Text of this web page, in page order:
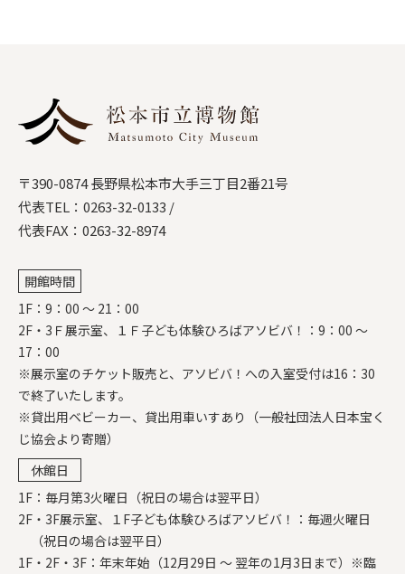
〒390-0874 長野県松本市大手三丁目2番21号
代表TEL： 0263-32-0133 /
代表FAX：0263-32-8974
開館時間
1F：9：00 ～ 21：00
2F・3Ｆ展示室、１Ｆ子ども体験ひろばアソビバ！：9：00 ～
17：00
※展示室のチケット販売と、アソビバ！への入室受付は16：30
で終了いたします。
※貸出用ベビーカー、貸出用車いすあり（一般社団法人日本宝く
じ協会より寄贈）
休館日
1F：毎月第3火曜日（祝日の場合は翌平日）
2F・3F展示室、１F子ども体験ひろばアソビバ！：毎週火曜日
（祝日の場合は翌平日）
1F・2F・3F：年末年始（12月29日 ～ 翌年の1月3日まで）※臨